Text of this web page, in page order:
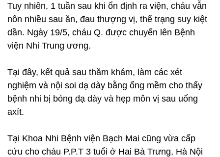
Tuy nhiên, 1 tuần sau khi ổn định ra viện, cháu vẫn
nôn nhiều sau ăn, đau thượng vị, thể trạng suy kiệt
dần. Ngày 19/5, cháu Q. được chuyển lên Bệnh
viện Nhi Trung ương.
Tại đây, kết quả sau thăm khám, làm các xét
nghiệm và nội soi dạ dày bằng ống mềm cho thấy
bệnh nhi bị bỏng dạ dày và hẹp môn vị sau uống
axít.
Tại Khoa Nhi Bệnh viện Bạch Mai cũng vừa cấp
cứu cho cháu P.P.T 3 tuổi ở Hai Bà Trưng, Hà Nội